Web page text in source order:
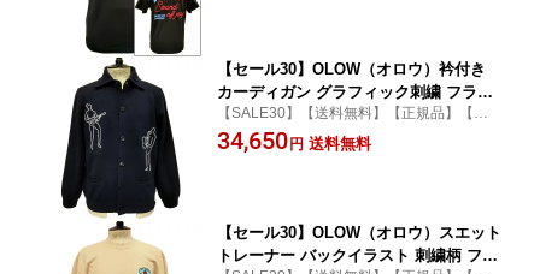
【セール30】OLOW（オロウ）衿付き
カーディガン グラフィック刺繍 フラン
ス・パリのブランドOL613001-80 ネイ
ビー 紺 柔らかいコットン ジャズプレイ
【SALE30】【送料無料】【正規品】【カ
ジュアル】【男女兼用】【PEDLO RICHAR
DO ペドロ・リカルド】
34,650 円 送料無料
【セール30】OLOW（オロウ）スエット
トレーナー バックイラスト 刺繍柄 フラ